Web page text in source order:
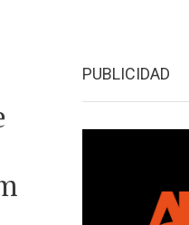
PUBLICIDAD